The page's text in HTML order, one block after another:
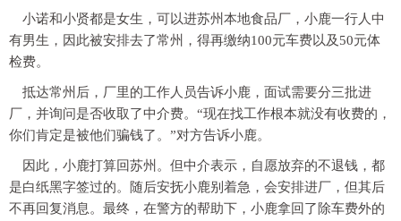
小诺和小贤都是女生，可以进苏州本地食品厂，小鹿一行人中
有男生，因此被安排去了常州，得再缴纳100元车费以及50元体
检费。
抵达常州后，厂里的工作人员告诉小鹿，面试需要分三批进
厂，并询问是否收取了中介费。“现在找工作根本就没有收费的，
你们肯定是被他们骗钱了。”对方告诉小鹿。
因此，小鹿打算回苏州。但中介表示，自愿放弃的不退钱，都
是白纸黑字签过的。随后安抚小鹿别着急，会安排进厂，但其后
不再回复消息。最终，在警方的帮助下，小鹿拿回了除车费外的